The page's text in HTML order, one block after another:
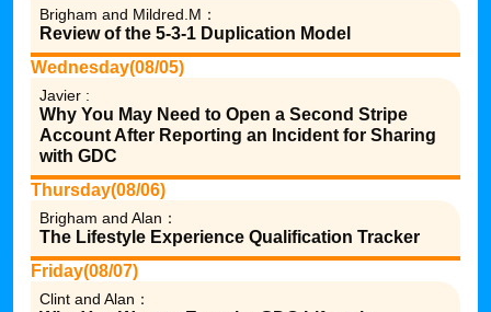
Brigham and Mildred.M：
Review of the 5-3-1 Duplication Model
Wednesday(08/05)
Javier :
Why You May Need to Open a Second Stripe
Account After Reporting an Incident for Sharing
with GDC
Thursday(08/06)
Brigham and Alan：
The Lifestyle Experience Qualification Tracker
Friday(08/07)
Clint and Alan：